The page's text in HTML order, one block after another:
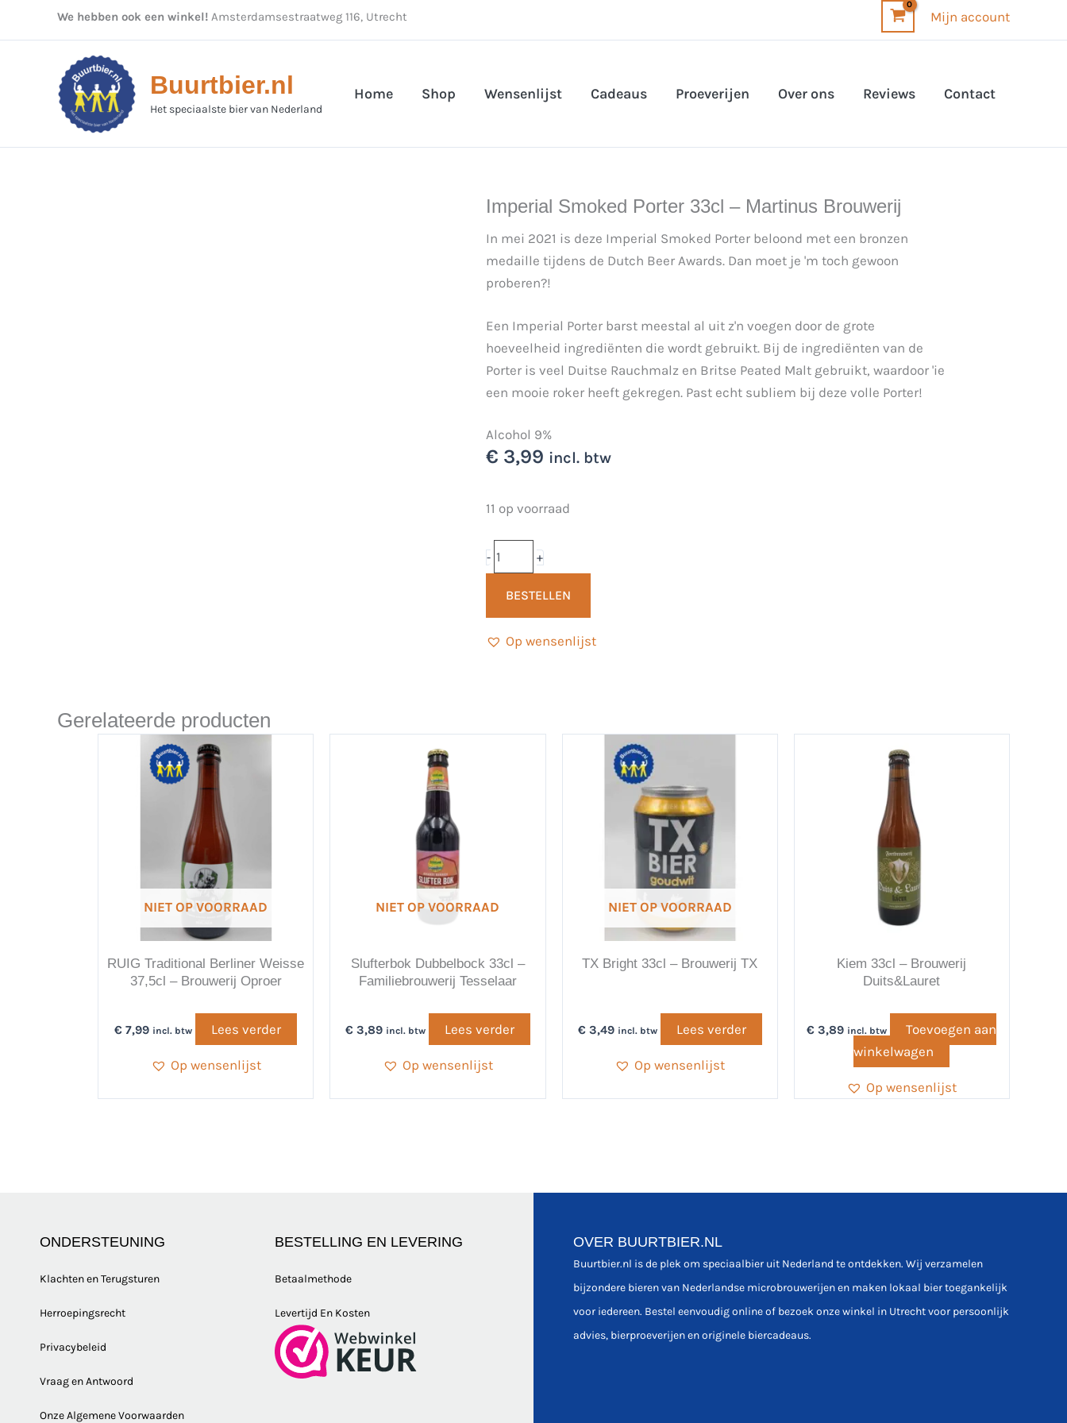
We hebben ook een winkel! Amsterdamsestraatweg 116, Utrecht Mijn account
Buurtbier.nl
Het speciaalste bier van Nederland
Home Shop Wensenlijst Cadeaus Proeverijen Over ons Reviews Contact
Imperial Smoked Porter 33cl – Martinus Brouwerij
In mei 2021 is deze Imperial Smoked Porter beloond met een bronzen
medaille tijdens de Dutch Beer Awards. Dan moet je 'm toch gewoon
proberen?!
Een Imperial Porter barst meestal al uit z'n voegen door de grote
hoeveelheid ingrediënten die wordt gebruikt. Bij de ingrediënten van de
Porter is veel Duitse Rauchmalz en Britse Peated Malt gebruikt, waardoor 'ie
een mooie roker heeft gekregen. Past echt subliem bij deze volle Porter!
Alcohol 9%
€ 3,99 incl. btw
11 op voorraad
-
Imperial
Porter
33cl
Martinus
Brouwerij
+
BESTELLEN
Op wensenlijst
Gerelateerde producten
NIET OP VOORRAAD
RUIG Traditional Berliner Weisse
37,5cl – Brouwerij Oproer
€ 7,99 incl. btw Lees verder
Op wensenlijst
NIET OP VOORRAAD
Slufterbok Dubbelbock 33cl –
Familiebrouwerij Tesselaar
€3,89 incl. btw Lees verder
Op wensenlijst
NIET OP VOORRAAD
TX Bright 33cl – Brouwerij TX
€3,49 incl. btw Lees verder
Op wensenlijst
Kiem 33cl – Brouwerij
Duits&Lauret
€ 3,89 incl. btw
Toevoegen aan
winkelwagen
Op wensenlijst
ONDERSTEUNING
Klachten en Terugsturen
Herroepingsrecht
Privacybeleid
Vraag en Antwoord
Onze Algemene Voorwaarden
BESTELLING EN LEVERING
Betaalmethode
Levertijd En Kosten
OVER BUURTBIER.NL
Buurtbier.nl is de plek om speciaalbier uit Nederland te ontdekken. Wij verzamelen
bijzondere bieren van Nederlandse microbrouwerijen en maken lokaal bier toegankelijk
voor iedereen. Bestel eenvoudig online of bezoek onze winkel in Utrecht voor persoonlijk
advies, bierproeverijen en originele biercadeaus.